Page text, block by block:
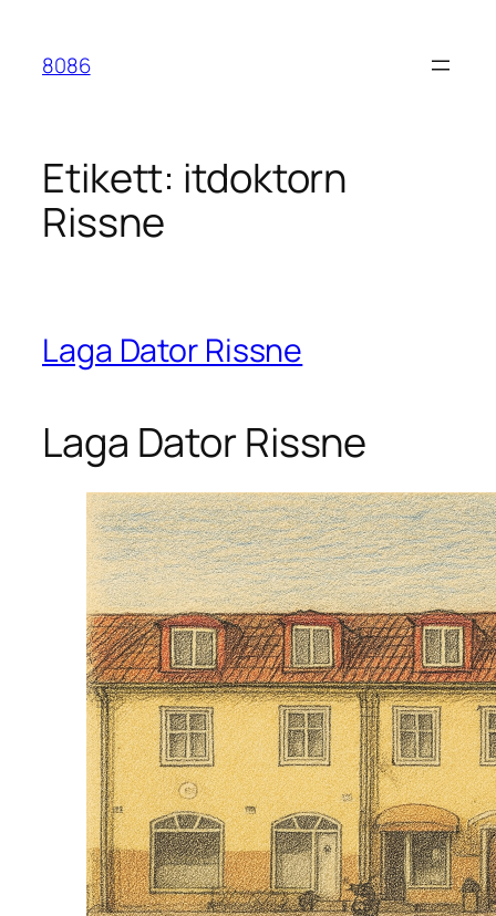
innehåll
8086
Etikett: itdoktorn
Rissne
Laga Dator Rissne
Laga Dator Rissne